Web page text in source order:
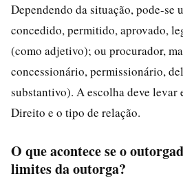
Dependendo da situação, pode-se
concedido, permitido, aprovado,
(como adjetivo); ou procurador,
concessionário, permissionário,
substantivo). A escolha deve levar
Direito e o tipo de relação.
O que acontece se o
limites da outorga?